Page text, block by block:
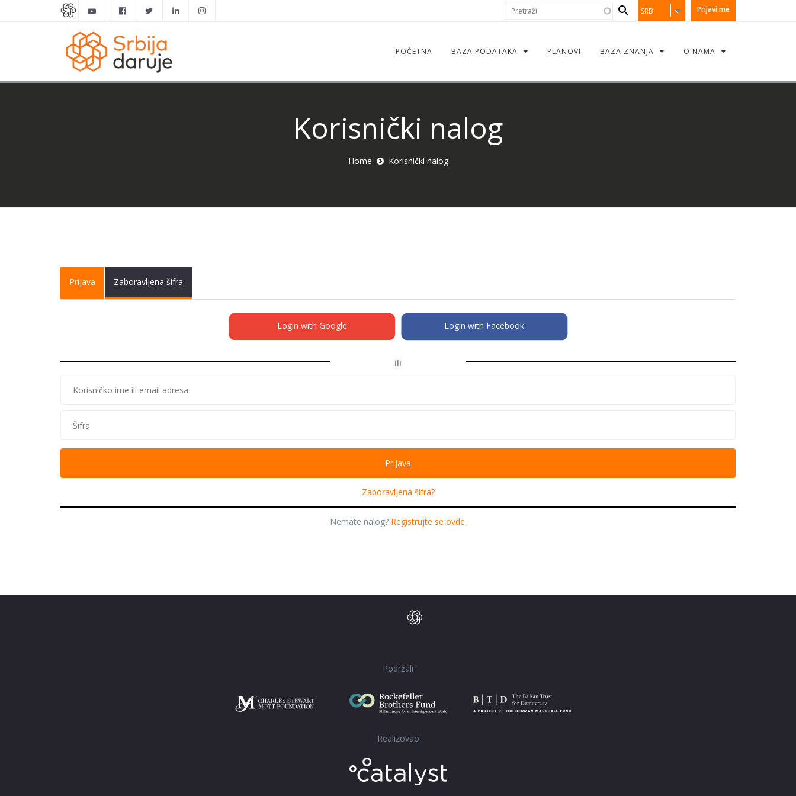
Prijavi me
SRB
Search
form
POČETNA BAZA PODATAKA PLANOVI BAZA ZNANJA O NAMA
Korisnički nalog
Home Korisnički nalog
Primary tabs
Prijava (activeZaboravljena šifra
Login with Google Login with Facebook
ili
Zaboravljena šifra?
Nemate nalog? Registrujte se ovde.
Podržali
Realizovao